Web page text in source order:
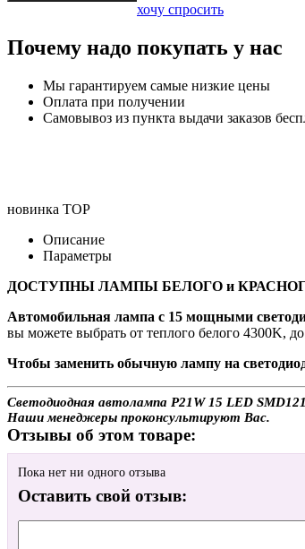
хочу спросить
Почему надо покупать у нас
Мы гарантируем самые низкие цены
Оплата при получении
Самовывоз из пункта выдачи заказов
новинка TOP
Описание
Параметры
ДОСТУПНЫ ЛАМПЫ БЕЛОГО и
Автомобильная лампа c 15 мощными
вы можете выбрать от теплого белого 4300K,
Чтобы заменить обычную лампу на
Светодиодная автолампа P21W 15 LED
Наши менеджеры проконсультируют Вас.
Отзывы об этом товаре:
Пока нет ни одного отзыва
Оставить свой отзыв: